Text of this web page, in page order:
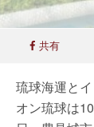
共有
琉球海運とイ
オン琉球は10